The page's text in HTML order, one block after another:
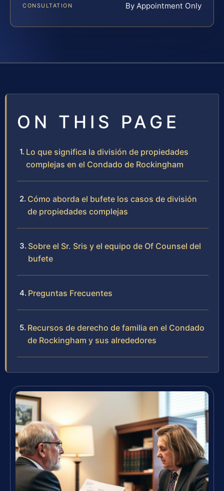
CONSULTATION By Appointment Only
ON THIS PAGE
Lo que significa la división de propiedades
complejas en el Condado de Rockingham
Cómo aborda el bufete los casos de división
de propiedades complejas
Sobre el Sr. Sris y el equipo de Of Counsel del
bufete
Preguntas Frecuentes
Recursos de derecho de familia en el Condado
de Rockingham y sus alrededores